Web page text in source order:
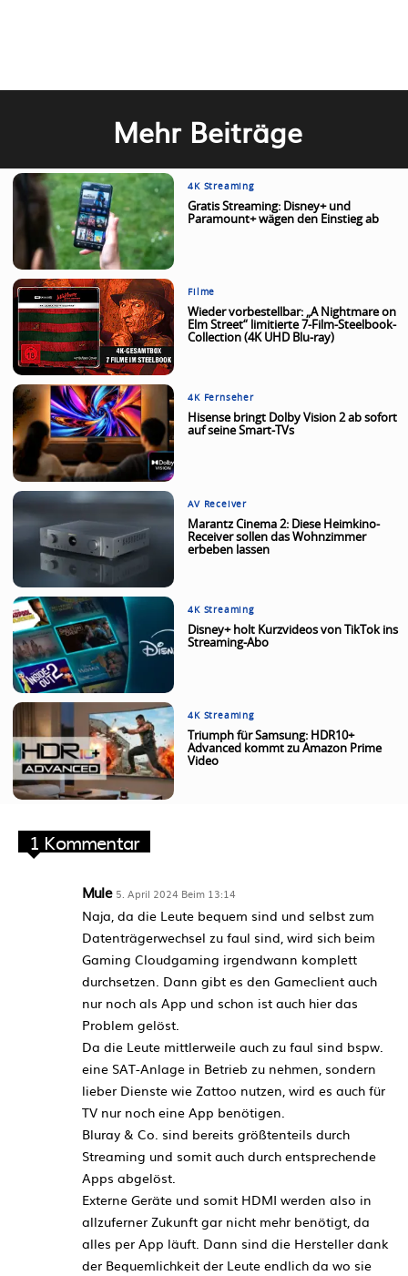
Mehr Beiträge
4K Streaming
Gratis Streaming: Disney+ und
Paramount+ wägen den Einstieg ab
Filme
Wieder vorbestellbar: „A Nightmare on
Elm Street“ limitierte 7-Film-Steelbook-
Collection (4K UHD Blu-ray)
4K Fernseher
Hisense bringt Dolby Vision 2 ab sofort
auf seine Smart-TVs
AV Receiver
Marantz Cinema 2: Diese Heimkino-
Receiver sollen das Wohnzimmer
erbeben lassen
4K Streaming
Disney+ holt Kurzvideos von TikTok ins
Streaming-Abo
4K Streaming
Triumph für Samsung: HDR10+
Advanced kommt zu Amazon Prime
Video
1 Kommentar
Mule 5. April 2024 Beim 13:14
Naja, da die Leute bequem sind und selbst zum
Datenträgerwechsel zu faul sind, wird sich beim
Gaming Cloudgaming irgendwann komplett
durchsetzen. Dann gibt es den Gameclient auch
nur noch als App und schon ist auch hier das
Problem gelöst.
Da die Leute mittlerweile auch zu faul sind bspw.
eine SAT-Anlage in Betrieb zu nehmen, sondern
lieber Dienste wie Zattoo nutzen, wird es auch für
TV nur noch eine App benötigen.
Bluray & Co. sind bereits größtenteils durch
Streaming und somit auch durch entsprechende
Apps abgelöst.
Externe Geräte und somit HDMI werden also in
allzuferner Zukunft gar nicht mehr benötigt, da
alles per App läuft. Dann sind die Hersteller dank
der Bequemlichkeit der Leute endlich da wo sie